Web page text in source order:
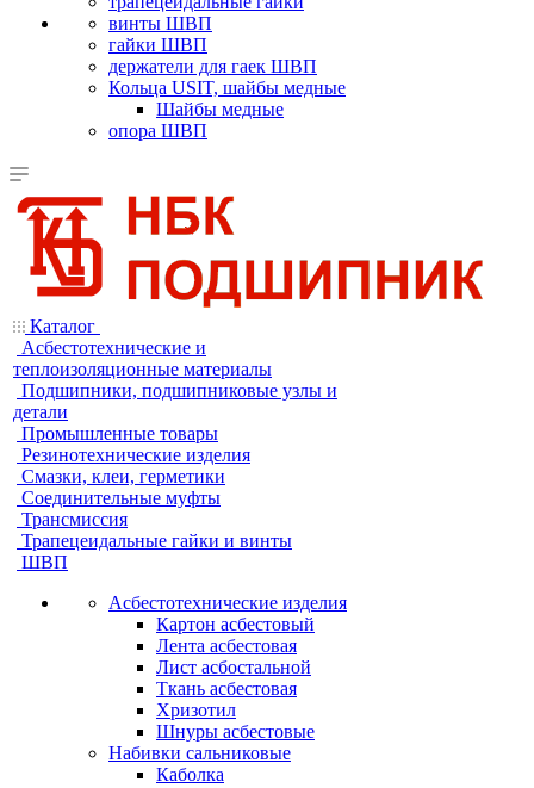
винты ШВП
гайки ШВП
держатели для гаек ШВП
Кольца USIT, шайбы медные
Шайбы медные
опора ШВП
Каталог
Асбестотехнические и
теплоизоляционные материалы
Подшипники, подшипниковые узлы и
детали
Промышленные товары
Резинотехнические изделия
Смазки, клеи, герметики
Соединительные муфты
Трансмиссия
Трапецеидальные гайки и винты
ШВП
Асбестотехнические изделия
Картон асбестовый
Лента асбестовая
Лист асбостальной
Ткань асбестовая
Хризотил
Шнуры асбестовые
Набивки сальниковые
Каболка